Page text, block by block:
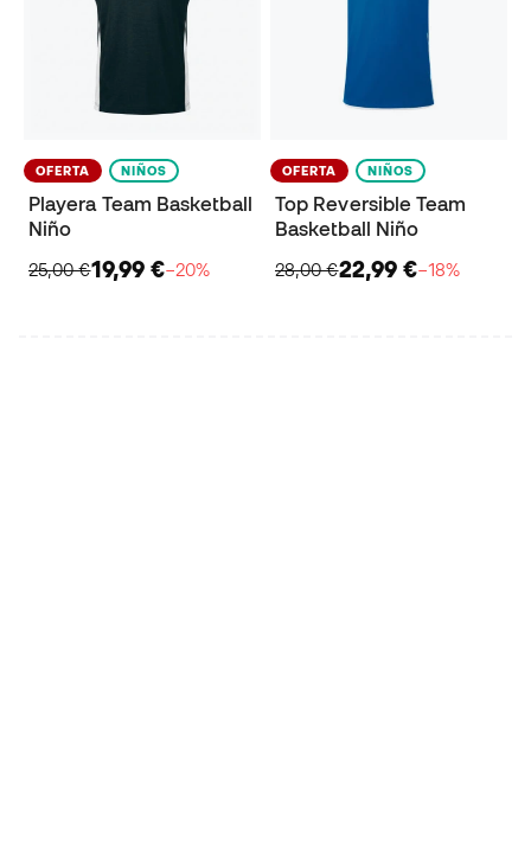
OFERTA NIÑOS
Playera Team Basketball
Niño
25,00 €19,99 €−20%
OFERTA NIÑOS
Top Reversible Team
Basketball Niño
28,00 €22,99 €−18%